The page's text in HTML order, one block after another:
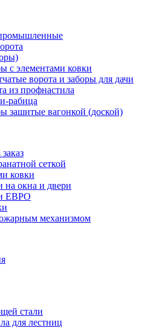
с элементами ковки
ворота и заборы для дачи
из профнастила
рабица
зашитые вагонкой (доской)
сеткой
ковки
на окна и двери
ЕВРО
механизмом
стали
для лестниц